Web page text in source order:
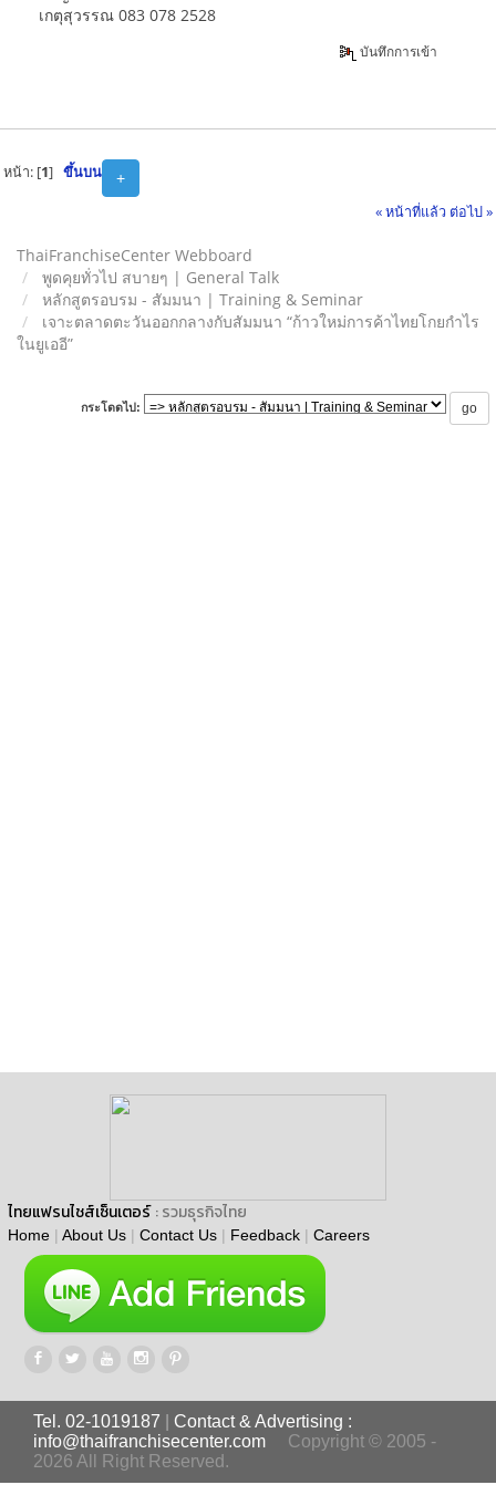
เกตุสุวรรณ 083 078 2528
บันทึกการเข้า
+
หน้า: [1] ขึ้นบน
« หน้าที่แล้ว ต่อไป »
ThaiFranchiseCenter Webboard
พูดคุยทั่วไป สบายๆ | General Talk
หลักสูตรอบรม - สัมมนา | Training & Seminar
เจาะตลาดตะวันออกกลางกับสัมมนา “ก้าวใหม่การค้าไทยโกยกำไร
ในยูเออี”
กระโดดไป:
ไทยแฟรนไชส์เซ็นเตอร์ : รวมธุรกิจไทย
Home | About Us | Contact Us | Feedback | Careers
Tel. 02-1019187
Contact & Advertising :
info@thaifranchisecenter.com
Copyright © 2005 -
2026 All Right Reserved.